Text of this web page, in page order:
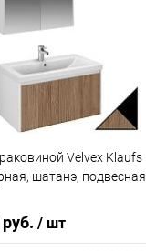
в 1 клик
Под заказ
Velvex Klaufs
шатанэ, подвесная
/ шт